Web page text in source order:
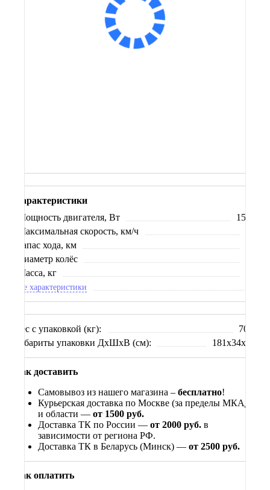
Сообщить о поступлении
Характеристики
Мощность двигателя, Вт
1500
Максимальная скорость, км/ч
Запас хода, км
Диаметр колёс
Масса, кг
Все характеристики
Вес с упаковкой (кг):
70.0
Габариты упаковки ДхШхВ (см):
181x34x85
Как доставить
Самовывоз из нашего магазина – бесплатно!
Курьерская доставка по Москве (за пределы МКАД)
и области — от 1500 руб.
Доставка ТК по России — от 2000 руб. в
зависимости от региона РФ.
Доставка ТК в Беларусь (Минск) — от 2500 руб.
Как оплатить